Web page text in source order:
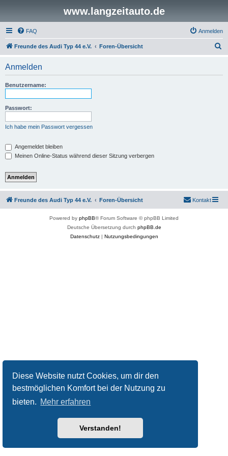
Diese Website nutzt Cookies, um dir den
bestmöglichen Komfort bei der Nutzung zu
bieten. Mehr erfahren
Verstanden!
www.langzeitauto.de
FAQ Anmelden
Freunde des Audi Typ 44 e.V. Foren-Übersicht
Anmelden
Benutzername:
Passwort:
Ich habe mein Passwort vergessen
Angemeldet bleiben
Meinen Online-Status während dieser Sitzung verbergen
Freunde des Audi Typ 44 e.V. Foren-Übersicht Kontakt
Powered by phpBB® Forum Software © phpBB Limited
Deutsche Übersetzung durch phpBB.de
Datenschutz| Nutzungsbedingungen